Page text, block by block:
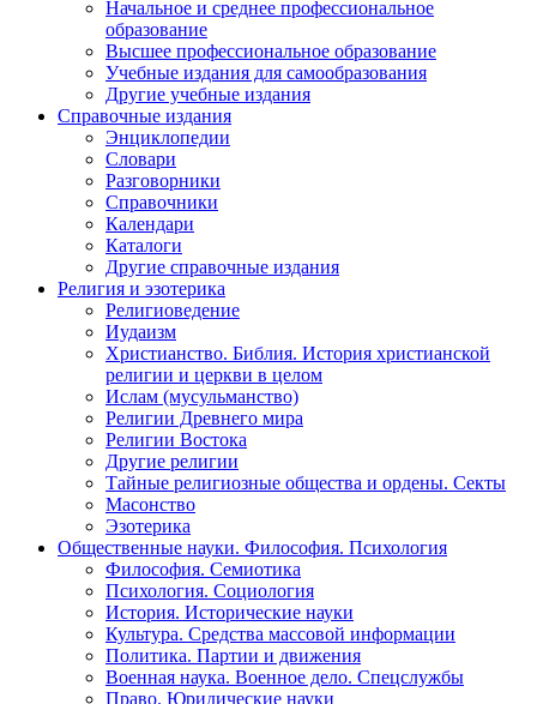
Начальное и среднее профессиональное
образование
Высшее профессиональное образование
Учебные издания для самообразования
Другие учебные издания
Справочные издания
Энциклопедии
Словари
Разговорники
Справочники
Календари
Каталоги
Другие справочные издания
Религия и эзотерика
Религиоведение
Иудаизм
Христианство. Библия. История христианской
религии и церкви в целом
Ислам (мусульманство)
Религии Древнего мира
Религии Востока
Другие религии
Тайные религиозные общества и ордены. Секты
Масонство
Эзотерика
Общественные науки. Философия. Психология
Философия. Семиотика
Психология. Социология
История. Исторические науки
Культура. Средства массовой информации
Политика. Партии и движения
Военная наука. Военное дело. Спецслужбы
Право. Юридические науки